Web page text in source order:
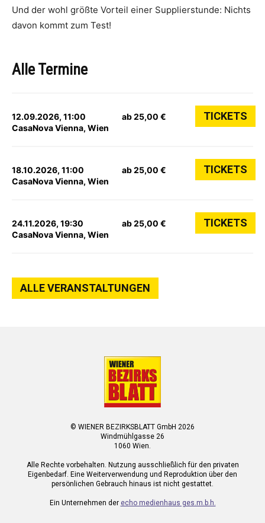
Und der wohl größte Vorteil einer Supplierstunde: Nichts
davon kommt zum Test!
Alle Termine
12.09.2026, 11:00
CasaNova Vienna, Wien
ab 25,00 € TICKETS
18.10.2026, 11:00
CasaNova Vienna, Wien
ab 25,00 € TICKETS
24.11.2026, 19:30
CasaNova Vienna, Wien
ab 25,00 € TICKETS
ALLE VERANSTALTUNGEN
© WIENER BEZIRKSBLATT GmbH 2026
Windmühlgasse 26
1060 Wien.
Alle Rechte vorbehalten. Nutzung ausschließlich für den privaten
Eigenbedarf. Eine Weiterverwendung und Reproduktion über den
persönlichen Gebrauch hinaus ist nicht gestattet.
Ein Unternehmen der echo medienhaus ges.m.b.h.